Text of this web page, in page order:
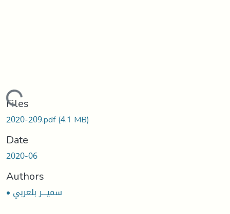
Loading...
Files
2020-209.pdf(4.1 MB)
Date
2020-06
Authors
• سميـــر بلعربي